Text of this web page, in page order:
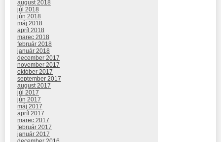
august 2018
júl 2018
jún 2018
máj 2018
apríl 2018
marec 2018
február 2018
január 2018
december 2017
november 2017
október 2017
september 2017
august 2017
júl 2017
jún 2017
máj 2017
apríl 2017
marec 2017
február 2017
január 2017